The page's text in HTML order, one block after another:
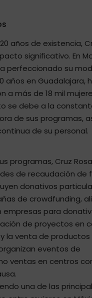
años de existencia,
significativo. En
perfeccionado su
años en Guadalajara,
a más de 18 mil
se debe a la
de sus programas,
de su personal.
programas, Cruz
de recaudación de
donativos
de crowdfunding,
para
de proyectos en
la venta de productos
eventos de
ventas en centros
una de las